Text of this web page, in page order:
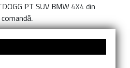
PT SUV BMW 4X4 din